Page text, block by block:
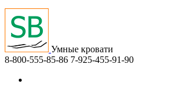
Умные кровати
8-800-555-85-86 7-925-455-91-90